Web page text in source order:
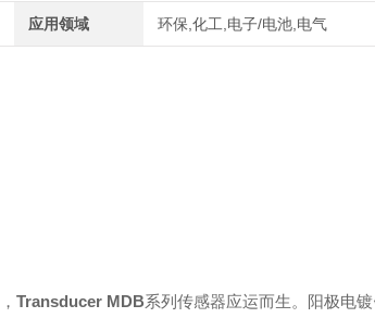
应用领域 环保,化工,电子/电池,电气
， Transducer MDB系列传感器应运而生。阳极电